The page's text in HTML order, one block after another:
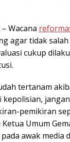
– Wacana
agar tidak
cukup
tertanam
kepolisian,
pemikiran
Umum
awak media